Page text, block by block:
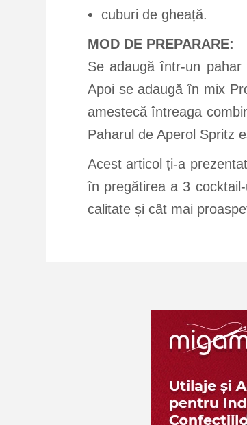
cuburi de gheață.
MOD DE PREPARARE:
Se adaugă într-un
Apoi se adaugă în mix
amestecă întreaga
Paharul de Aperol Spritz
Acest articol ți-a
în pregătirea a 3
calitate și cât mai